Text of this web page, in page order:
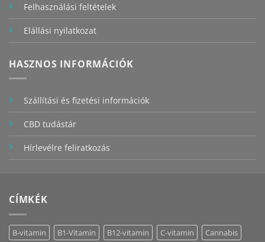
Felhasználási feltételek
Elállási nyilatkozat
HASZNOS INFORMÁCIÓK
Szállítási és fizetési információk
CBD tudástár
Hírlevélre feliratkozás
CÍMKÉK
B-vitamin B1-Vitamin B12-vitamin C-vitamin
Cannabis